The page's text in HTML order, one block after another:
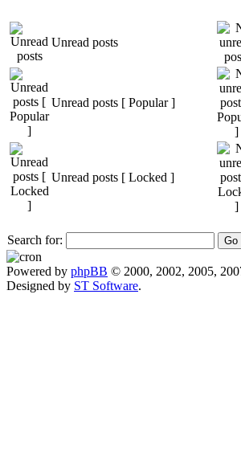
Unread posts
Unread posts [ Popular ]
Unread posts [ Locked ]
Search for:
Powered by phpBB © 2000, 2002, 2005,
Designed by ST Software.